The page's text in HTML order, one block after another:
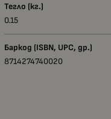
Тегло (кг.)
0.15
Баркод (ISBN, UPC, др.)
8714274740020